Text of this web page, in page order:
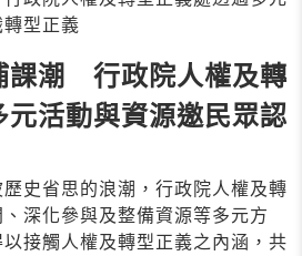
型正義
課潮 行政院人權及轉
元活動與資源邀民眾認
史省思的浪潮，行政院人權及轉
深化參與及整備資源等多元方
接觸人權及轉型正義之內涵，共